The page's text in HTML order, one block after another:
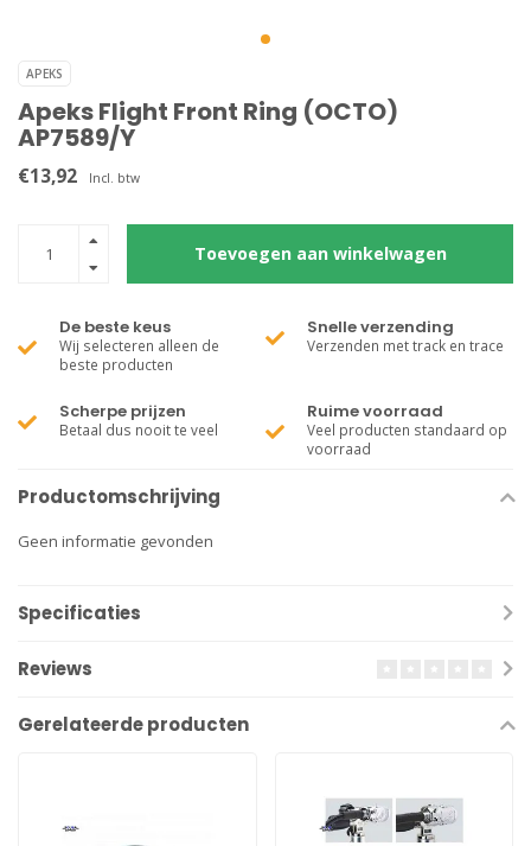
APEKS
Apeks Flight Front Ring (OCTO)
AP7589/Y
€13,92 Incl. btw
Toevoegen aan winkelwagen
De beste keus
Wij selecteren alleen de
beste producten
Snelle verzending
Verzenden met track en trace
Scherpe prijzen
Betaal dus nooit te veel
Ruime voorraad
Veel producten standaard op
voorraad
Productomschrijving
Geen informatie gevonden
Specificaties
Reviews
Gerelateerde producten